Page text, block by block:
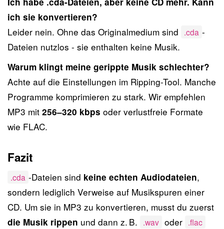
ich sie konvertieren?
Leider nein. Ohne das Originalmedium sind .cda -
Dateien nutzlos - sie enthalten keine Musik.
Warum klingt meine gerippte Musik schlechter?
Achte auf die Einstellungen im Ripping-Tool. Manche
Programme komprimieren zu stark. Wir empfehlen
MP3 mit 256–320 kbps oder verlustfreie Formate
wie FLAC.
Fazit
.cda -Dateien sind keine echten Audiodateien,
sondern lediglich Verweise auf Musikspuren einer
CD. Um sie in MP3 zu konvertieren, musst du zuerst
die Musik rippen und dann z. B. .wav oder .flac